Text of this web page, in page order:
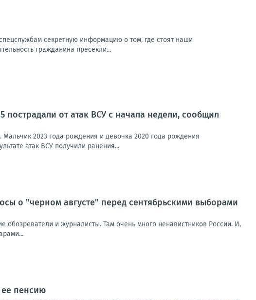
секретную информацию о том, где стоят наши
гражданина пресекли...
от атак ВСУ с начала недели, сообщил
2023 года рождения и девочка 2020 года рождения
атак ВСУ получили ранения...
о "черном августе" перед сентябрьскими выборами
и журналисты. Там очень много ненавистников России. И,
ее пенсию